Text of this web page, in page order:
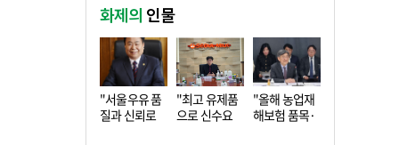
화제의 인물
"서울우유 품
질과 신뢰로
"최고 유제품
으로 신수요
"올해 농업재
해보험 품목·